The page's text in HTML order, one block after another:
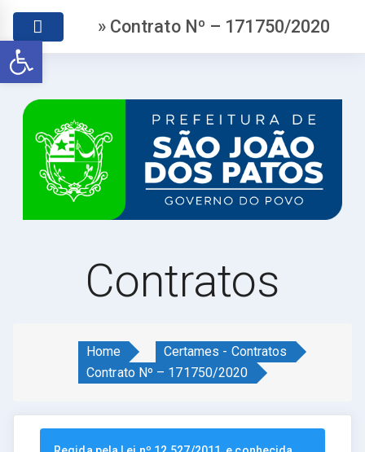
Abrir a barra de ferramentas
» Contrato Nº – 171750/2020
Contratos
Home
Certames - Contratos
Contrato Nº – 171750/2020